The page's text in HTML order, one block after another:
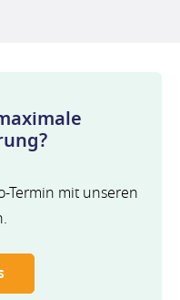
Termin mit unseren